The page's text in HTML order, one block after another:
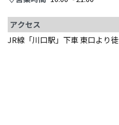
アクセス
JR線「川口駅」下車 東口より